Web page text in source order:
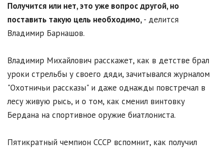
Получится или нет, это уже вопрос другой, но
поставить такую цель необходимо,- делится
Владимир Барнашов.
Владимир Михайлович расскажет, как в детстве брал
уроки стрельбы у своего дяди, зачитывался журналом
"Охотничьи рассказы" и даже однажды повстречал в
лесу живую рысь, и о том, как сменил винтовку
Бердана на спортивное оружие биатлониста.
Пятикратный чемпион СССР вспомнит, как получил